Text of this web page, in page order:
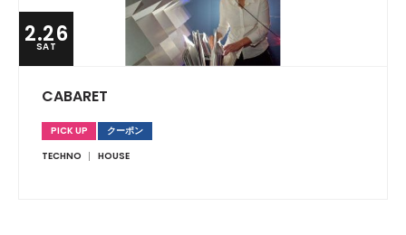
2.26
SAT
CABARET
PICK UP
クーポン
TECHNO
HOUSE